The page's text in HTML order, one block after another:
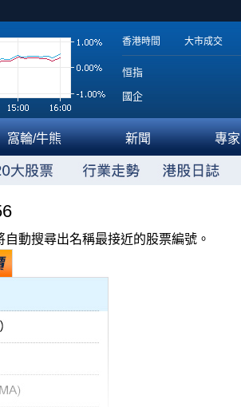
香港時間 大市成交
恒指
國企
窩輪/牛熊 新聞 專家
動搜尋出名稱最接近的股票編號。